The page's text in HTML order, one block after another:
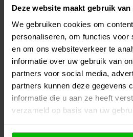
Deze website maakt gebruik van
We gebruiken cookies om
personaliseren, om functies voor
en om ons websiteverkeer te
informatie over uw gebruik van
partners voor social media,
partners kunnen deze gegevens
informatie die u aan ze heeft
verzameld op basis van uw
Gerelateerde producten